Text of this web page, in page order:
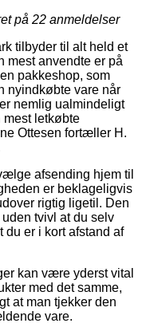
på 22 anmeldelser
tilbyder til alt held et
mest anvendte er på
pakkeshop, som
nyindkøbte vare når
nemlig ualmindeligt
letkøbte
Ottesen fortæller H.
afsending hjem til
er beklageligvis
rigtig ligetil. Den
tvivl at du selv
du er i kort afstand af
kan være yderst vital
med det samme,
at man tjekker den
vare.